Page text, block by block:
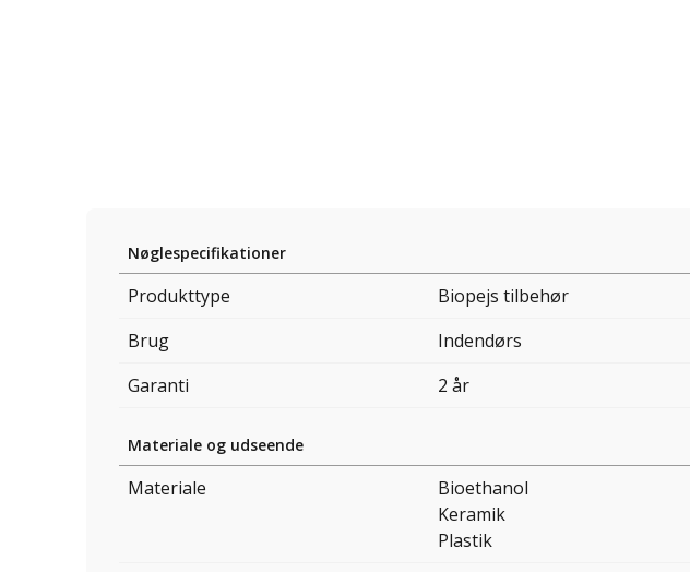
Nøglespecifikationer
Produkttype
Biopejs tilbehør
Brug
Indendørs
Garanti
2 år
Materiale og udseende
Materiale
Bioethanol
Keramik
Plastik